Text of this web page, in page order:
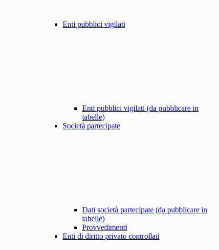
Enti pubblici vigilati
Enti pubblici vigilati (da pubblicare in
tabelle)
Società partecipate
Dati società partecipate (da pubblicare in
tabelle)
Provvedimenti
Enti di diritto privato controllati